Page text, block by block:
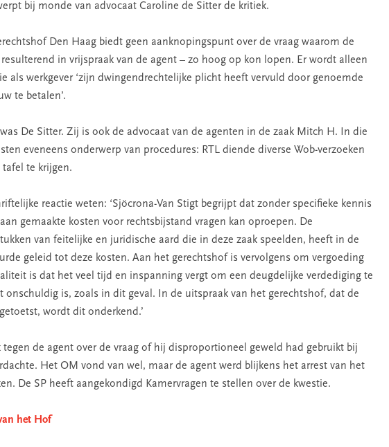
bij monde van advocaat Caroline de Sitter de kritiek.
Den Haag biedt geen aanknopingspunt over de vraag waarom de
in vrijspraak van de agent – zo hoog op kon lopen. Er wordt alleen
als werkgever ‘zijn dwingendrechtelijke plicht heeft vervuld door genoemde
te betalen’.
De Sitter. Zij is ook de advocaat van de agenten in de zaak Mitch H. In die
eveneens onderwerp van procedures: RTL diende diverse Wob-verzoeken
te krijgen.
reactie weten: ‘Sjöcrona-Van Stigt begrijpt dat zonder specifieke kennis
gemaakte kosten voor rechtsbijstand vragen kan oproepen. De
van feitelijke en juridische aard die in deze zaak speelden, heeft in de
geleid tot deze kosten. Aan het gerechtshof is vervolgens om vergoeding
is dat het veel tijd en inspanning vergt om een deugdelijke verdediging te
onschuldig is, zoals in dit geval. In de uitspraak van het gerechtshof, dat de
wordt dit onderkend.’
tegen de agent over de vraag of hij disproportioneel geweld had gebruikt bij
Het OM vond van wel, maar de agent werd blijkens het arrest van het
De SP heeft aangekondigd Kamervragen te stellen over de kwestie.
het Hof